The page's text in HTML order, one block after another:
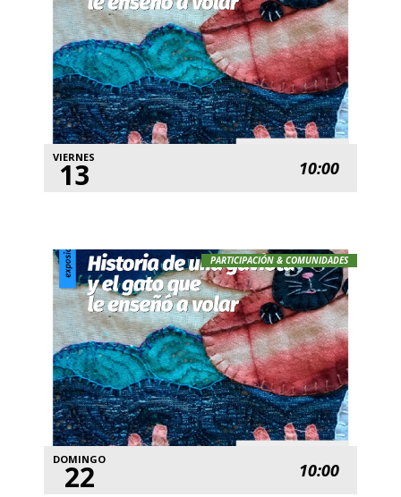
VIERNES
13 10:00
PARTICIPACIÓN & COMUNIDADES
DOMINGO
22 10:00